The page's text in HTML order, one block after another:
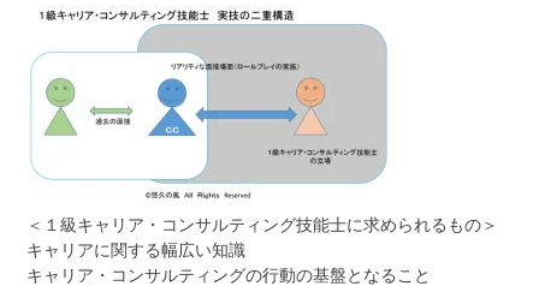
＜１級キャリア・コンサルティング技能士に求められるもの＞
キャリアに関する幅広い知識
キャリア・コンサルティングの行動の基盤となること